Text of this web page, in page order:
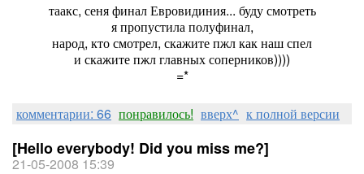
таакс, сеня финал Евровидиния... буду смотреть
я пропустила полуфинал,
народ, кто смотрел, скажите пжл как наш спел
и скажите пжл главных соперников))))
=*
комментарии: 66 понравилось! вверх^ к полной версии
[Hello everybody! Did you miss me?]
21-05-2008 15:39